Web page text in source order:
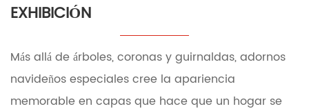
EXHIBICIÓN
Más allá de árboles, coronas y guirnaldas,adornos
navideños especialescree la apariencia
memorable en capas que hace que un hogar se